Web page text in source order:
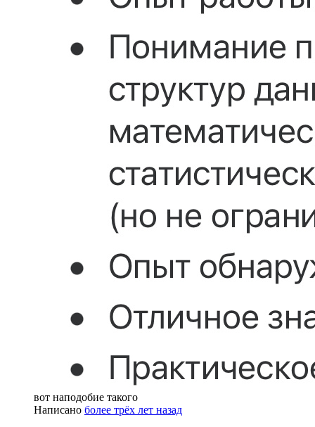
вот наподобие такого
Написано более трёх лет назад